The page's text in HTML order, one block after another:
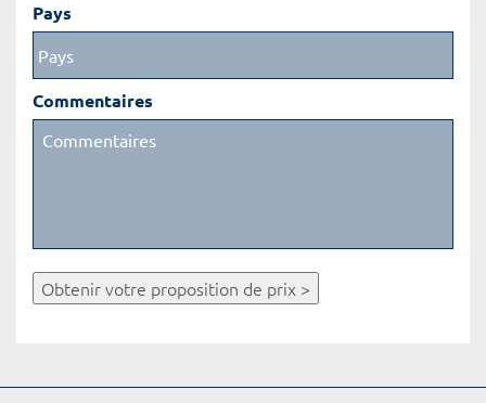
Pays
Commentaires
Obtenir votre proposition de prix >